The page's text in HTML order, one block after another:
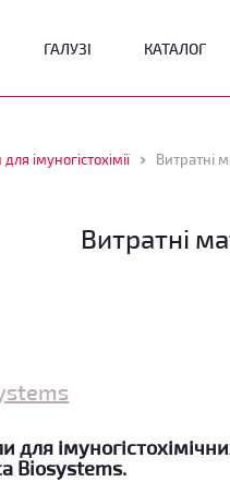
ГАЛУЗІ КАТАЛОГ
імуногістохімії Витратні
Витратні
для
Biosystems.